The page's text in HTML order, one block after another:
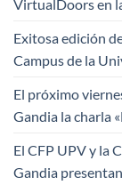
VirtualDoors en
Exitosa edición
Campus de la
El próximo
Gandia la charla
El CFP UPV y la
Gandia